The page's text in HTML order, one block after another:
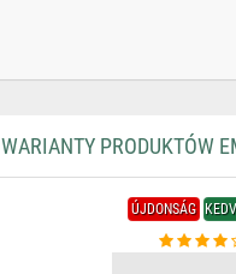
WARIANTY PRODUKTÓW
ÚJDONSÁG